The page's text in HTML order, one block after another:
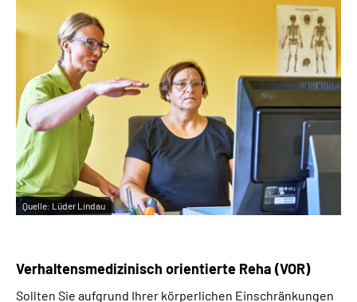
Quelle: Lüder Lindau
Verhaltensmedizinisch orientierte Reha (VOR)
Sollten Sie aufgrund Ihrer körperlichen Einschränkungen